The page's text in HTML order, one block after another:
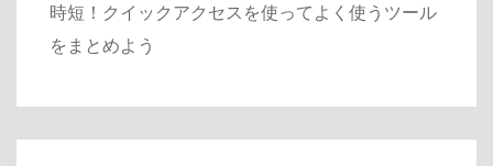
時短！クイックアクセスを使ってよく使うツール
をまとめよう